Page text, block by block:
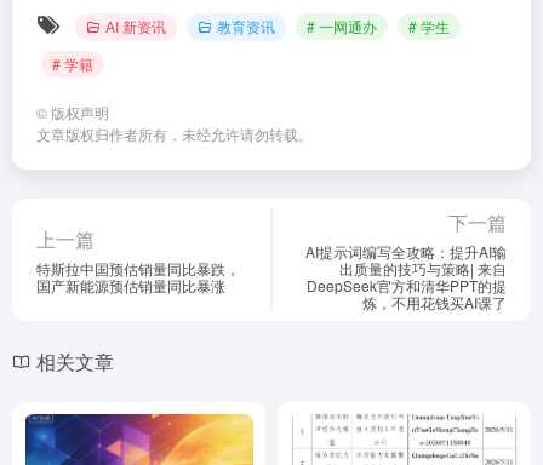
AI 新资讯 教育资讯 # 一网通办
# 学生
# 学籍
© 版权声明
文章版权归作者所有，未经允许请勿转载。
上一篇
特斯拉中国预估销量同比暴跌，
国产新能源预估销量同比暴涨
下一篇
AI提示词编写全攻略：提升AI输
出质量的技巧与策略| 来自
DeepSeek官方和清华PPT的提
炼，不用花钱买AI课了
相关文章